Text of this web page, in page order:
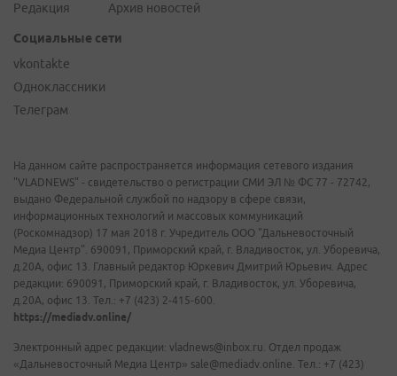
Редакция
Архив новостей
Социальные сети
vkontakte
Одноклассники
Телеграм
На данном сайте распространяется информация сетевого издания
"VLADNEWS" - свидетельство о регистрации СМИ ЭЛ № ФС 77 - 72742,
выдано Федеральной службой по надзору в сфере связи,
информационных технологий и массовых коммуникаций
(Роскомнадзор) 17 мая 2018 г. Учредитель ООО "Дальневосточный
Медиа Центр". 690091, Приморский край, г. Владивосток, ул. Уборевича,
д.20А, офис 13. Главный редактор Юркевич Дмитрий Юрьевич. Адрес
редакции: 690091, Приморский край, г. Владивосток, ул. Уборевича,
д.20А, офис 13. Тел.: +7 (423) 2-415-600.
https://mediadv.online/
Электронный адрес редакции: vladnews@inbox.ru. Отдел продаж
«Дальневосточный Медиа Центр» sale@mediadv.online. Тел.: +7 (423)